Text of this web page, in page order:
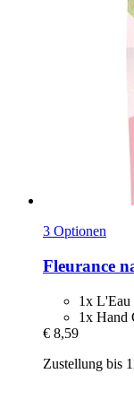
3 Optionen
Fleurance
1x L'Eau
1x Hand
€ 8,59
Zustellung bis